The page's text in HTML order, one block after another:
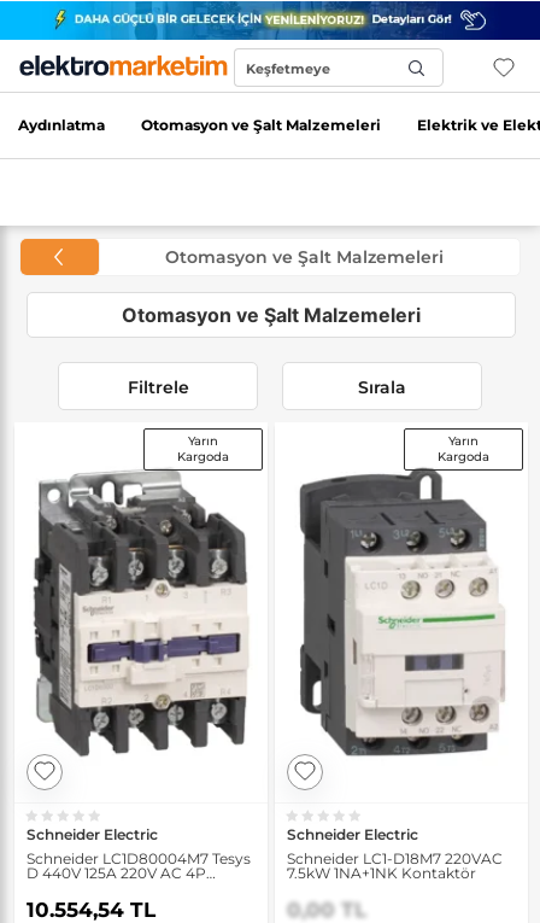
Keşfetmeye
Aydınlatma Otomasyon ve Şalt Malzemeleri Elektrik ve
Otomasyon ve Şalt Malzemeleri
Otomasyon ve Şalt Malzemeleri
Filtrele Sırala
Yarın
Kargoda
Schneider Electric
Schneider LC1D80004M7 Tesys
D 440V 125A 220V AC 4P
10.554,54 TL
Yarın
Kargoda
Schneider Electric
Schneider LC1-D18M7 220VAC
7.5kW 1NA+1NK Kontaktör
0,00 TL